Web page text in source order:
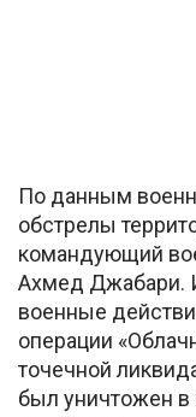
По данным
обстрелы
командующий
Ахмед Джабари.
военные
операции
точечной
был уничтожен